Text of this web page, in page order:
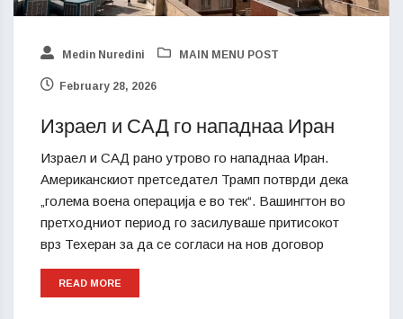
Medin Nuredini MAIN MENU POST
February 28, 2026
Израел и САД го нападнаа Иран
Израел и САД рано утрово го нападнаа Иран.
Американскиот претседател Трамп потврди дека
„голема воена операција е во тек“. Вашингтон во
претходниот период го засилуваше притисокот
врз Техеран за да се согласи на нов договор
READ MORE